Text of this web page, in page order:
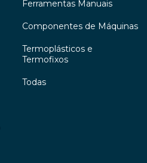
Ferramentas Manuais
Componentes de Máquinas
Termoplásticos e
Termofixos
Todas